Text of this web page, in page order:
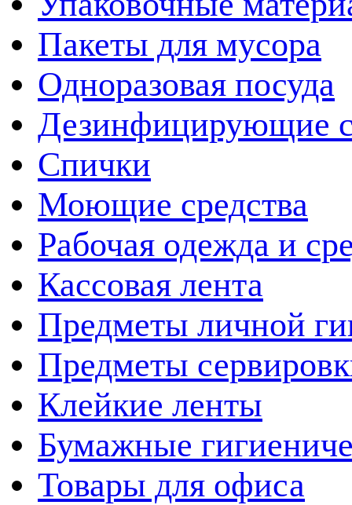
Пакеты для мусора
Одноразовая посуда
Дезинфицирующие
Спички
Моющие средства
Рабочая одежда и
Кассовая лента
Предметы личной
Предметы
Клейкие ленты
Бумажные
Товары для офиса